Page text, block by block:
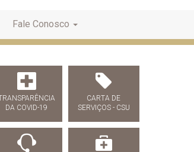
Fale Conosco
DA COVID-19
CARTA DE
SERVIÇOS - CSU